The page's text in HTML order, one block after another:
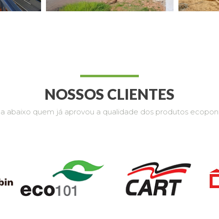
NOSSOS CLIENTES
abaixo quem já aprovou a qualidade dos produtos